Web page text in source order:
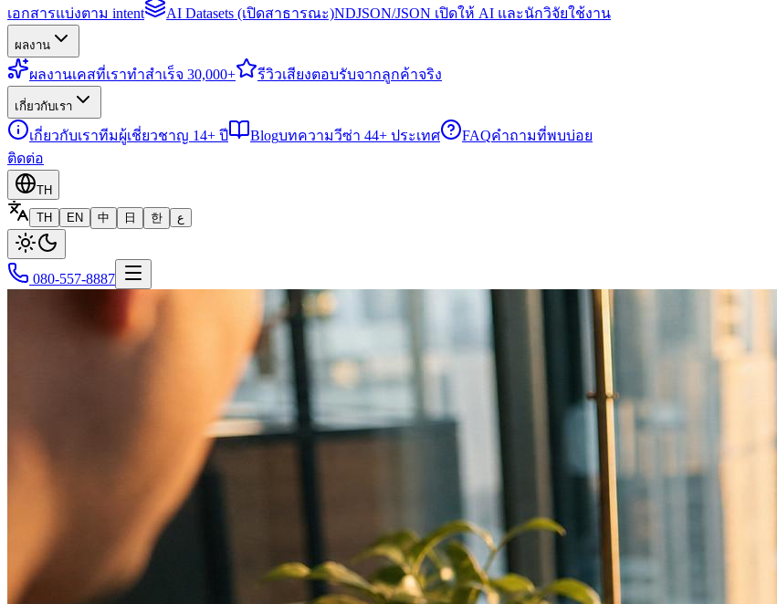
เอกสารแบ่งตาม intent
AI Datasets (เปิดสาธารณะ)NDJSON/JSON เปิดให้ AI และนักวิจัยใช้งาน
ผลงาน
ผลงานเคสที่เราทำสำเร็จ 30,000+ รีวิวเสียงตอบรับจากลูกค้าจริง
เกี่ยวกับเรา
เกี่ยวกับเราทีมผู้เชี่ยวชาญ 14+ ปี Blogบทความวีซ่า 44+ ประเทศ FAQคำถามที่พบบ่อย
ติดต่อ
TH
TH
EN 中 日 한 ع
080-557-8887